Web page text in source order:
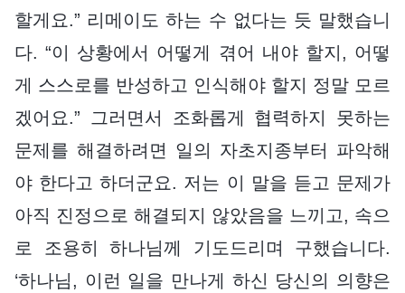
할게요.” 리메이도 하는 수 없다는 듯 말했습니
다. “이 상황에서 어떻게 겪어 내야 할지, 어떻
게 스스로를 반성하고 인식해야 할지 정말 모르
겠어요.” 그러면서 조화롭게 협력하지 못하는
문제를 해결하려면 일의 자초지종부터 파악해
야 한다고 하더군요. 저는 이 말을 듣고 문제가
아직 진정으로 해결되지 않았음을 느끼고, 속으
로 조용히 하나님께 기도드리며 구했습니다.
‘하나님, 이런 일을 만나게 하신 당신의 의향은